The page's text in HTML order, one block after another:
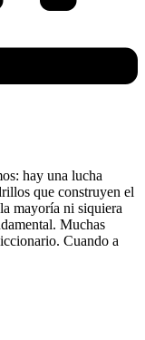
hay una lucha
que construyen el
mayoría ni siquiera
Muchas
Cuando a